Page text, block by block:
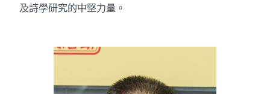
及詩學研究的中堅力量。